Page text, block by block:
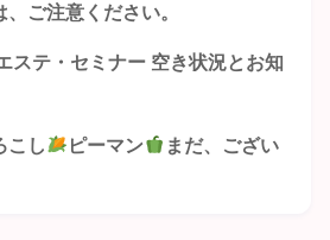
ご注意ください。
ステ・セミナー 空き状況とお知
こし ピーマン
まだ、ござい